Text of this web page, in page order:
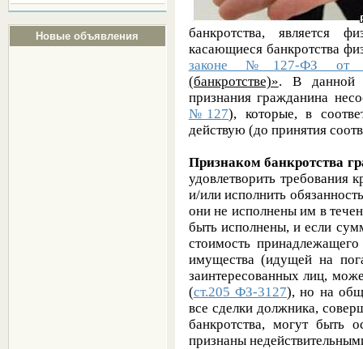
Новые объявления
банкротства, является
касающиеся банкротства
законе №127-ФЗ от
(банкротстве)». В данной
признания гражданина
№127), которые, в
действую (до принятия
Признаком банкротства
удовлетворить требования
и/или исполнить
они не исполнены им в
быть исполнены, и если
стоимость
имущества (идущей на
заинтересованных лиц,
(ст.205 ФЗ-3127), но на
все сделки должника,
банкротства, могут быть
признаны